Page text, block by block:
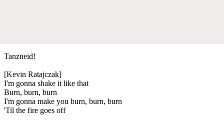
Tanzneid!
[Kevin Ratajczak]
I'm gonna shake it like that
Burn, burn, burn
I'm gonna make you burn, burn, burn
'Til the fire goes off